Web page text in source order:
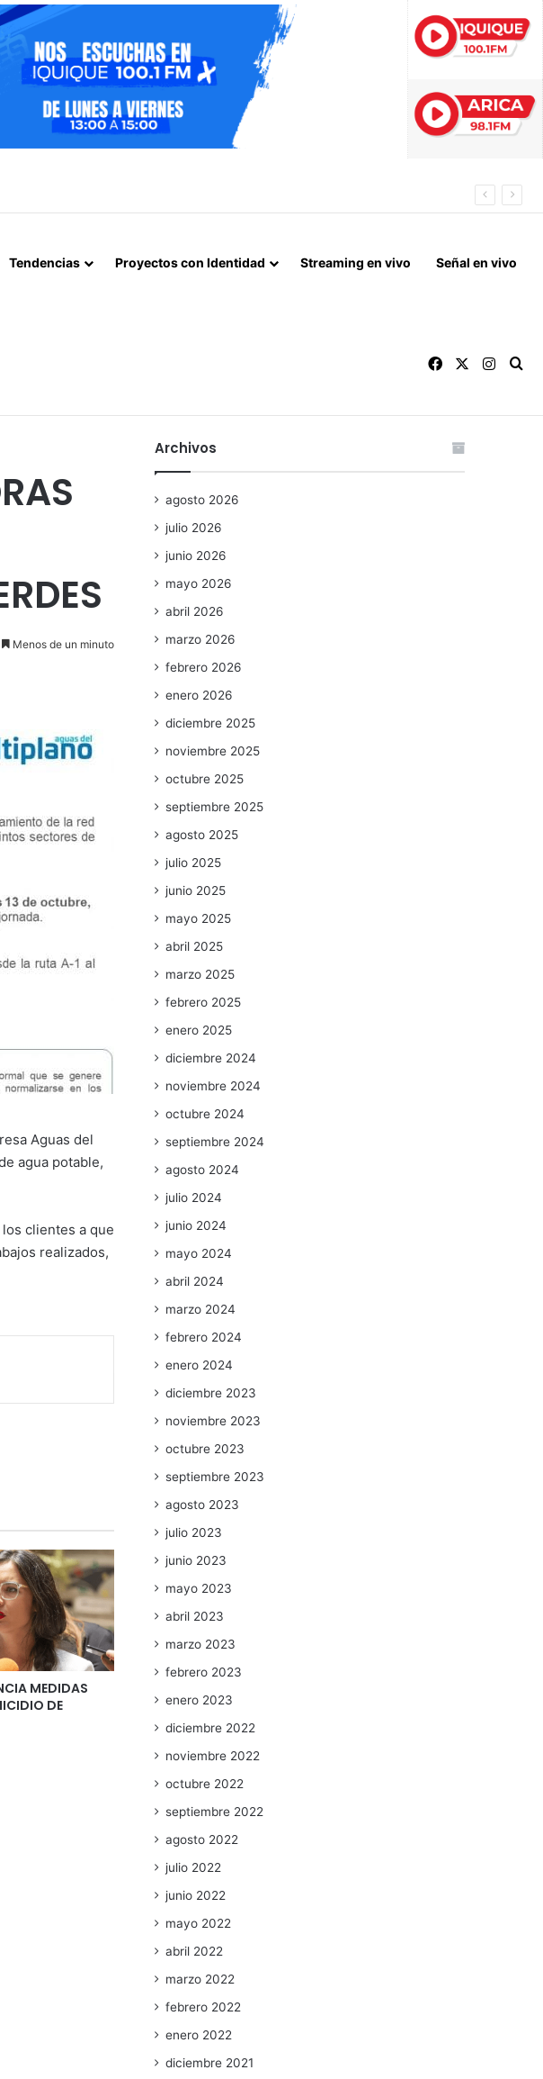
ARTURO PRAT
Tendencias Proyectos con Identidad Streaming en vivo Señal en vivo
Facebook
Menos de un minuto
Aguas del
agua potable,
clientes a que
realizados,
MEDIDAS
DE
Archivos
agosto 2026
julio 2026
junio 2026
mayo 2026
abril 2026
marzo 2026
febrero 2026
enero 2026
diciembre 2025
noviembre 2025
octubre 2025
septiembre 2025
agosto 2025
julio 2025
junio 2025
mayo 2025
abril 2025
marzo 2025
febrero 2025
enero 2025
diciembre 2024
noviembre 2024
octubre 2024
septiembre 2024
agosto 2024
julio 2024
junio 2024
mayo 2024
abril 2024
marzo 2024
febrero 2024
enero 2024
diciembre 2023
noviembre 2023
octubre 2023
septiembre 2023
agosto 2023
julio 2023
junio 2023
mayo 2023
abril 2023
marzo 2023
febrero 2023
enero 2023
diciembre 2022
noviembre 2022
octubre 2022
septiembre 2022
agosto 2022
julio 2022
junio 2022
mayo 2022
abril 2022
marzo 2022
febrero 2022
enero 2022
diciembre 2021